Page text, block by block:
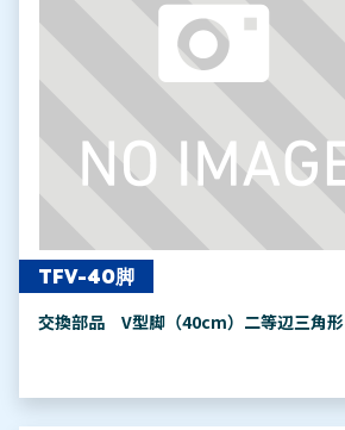
TFV-40脚
交換部品 V型脚（40cm）二等辺三角形